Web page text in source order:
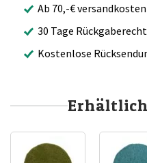
Ab 70,-€
30 Tage Rückgaberecht
Kostenlose